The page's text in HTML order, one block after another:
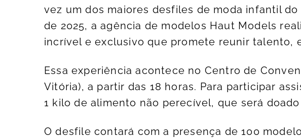
vez um dos maiores desfiles de moda infantil do
de 2025, a agência de modelos Haut Models
incrível e exclusivo que promete reunir talento,
Essa experiência acontece no Centro de
Vitória), a partir das 18 horas. Para participar
1 kilo de alimento não perecível, que será doado
O desfile contará com a presença de 100